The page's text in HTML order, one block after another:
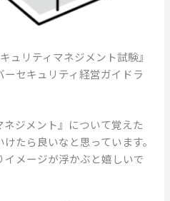
ュリティマネジメント試験』
ーセキュリティ経営ガイドラ
ジメント』について覚えた
たら良いなと思っています。
メージが浮かぶと嬉しいで